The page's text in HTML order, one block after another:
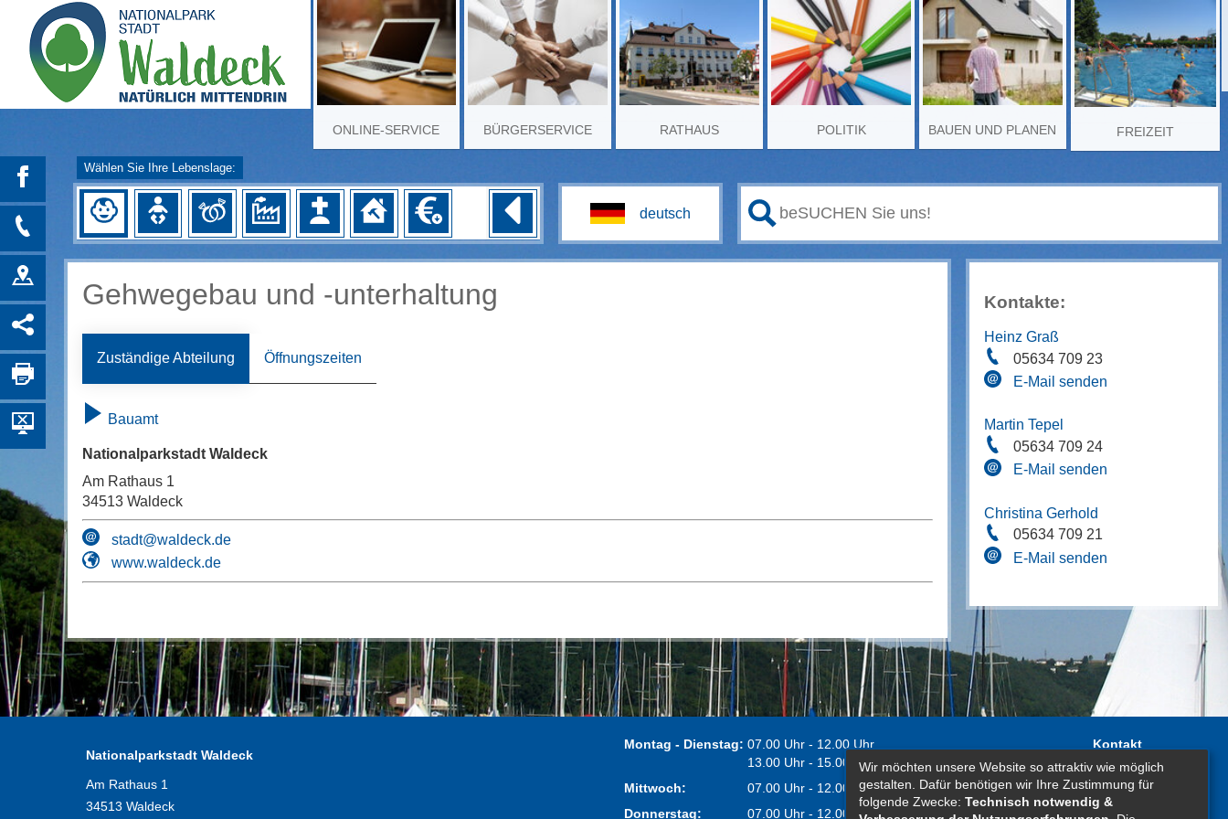
ONLINE-SERVICE BÜRGERSERVICE RATHAUS POLITIK BAUEN UND PLANEN FREIZEIT
Wählen Sie Ihre Lebenslage:
Gehwegebau und -unterhaltung
Zuständige Abteilung Öffnungszeiten
Bauamt
Nationalparkstadt Waldeck
Am Rathaus 1
34513 Waldeck
stadt@waldeck.de
www.waldeck.de
Kontakte:
Heinz Graß
05634 709 23
E-Mail senden
Martin Tepel
05634 709 24
E-Mail senden
Christina Gerhold
05634 709 21
E-Mail senden
Nationalparkstadt Waldeck
Am Rathaus 1
34513 Waldeck
Montag - Dienstag: 07.00 Uhr - 12.00 Uhr
13.00 Uhr - 15.00 Uhr
Mittwoch:
07.00 Uhr - 12.00 Uhr
Donnerstag:
07.00 Uhr - 12.00 Uhr
Kontakt
Impressum
Erklärung zur
Barrierefreiheit
Wir möchten unsere Website so attraktiv wie möglich
gestalten. Dafür benötigen wir Ihre Zustimmung für
folgende Zwecke: Technisch notwendig &